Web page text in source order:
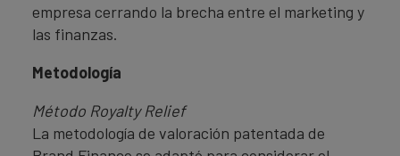
empresa cerrando la brecha entre el marketing y
las finanzas.
Metodología
Método Royalty Relief
La metodología de valoración patentada de